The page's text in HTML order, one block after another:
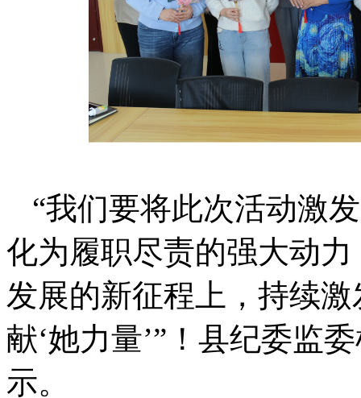
“我们要将此次活动激
化为履职尽责的强大动
发展的新征程上，持续激
献‘她力量’”！县纪委监
示。